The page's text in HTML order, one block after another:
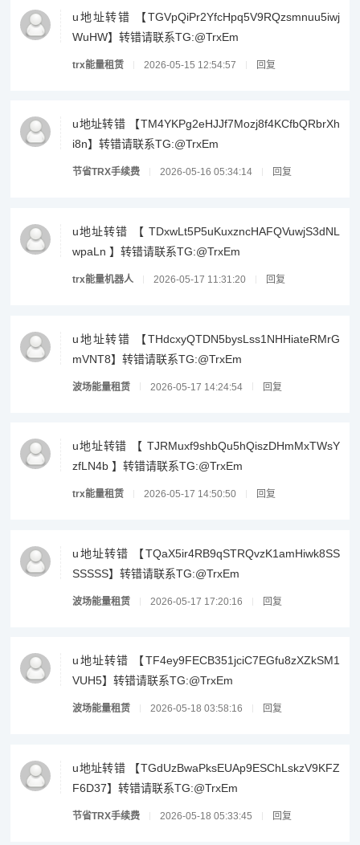
u地址转错 【TGVpQiPr2YfcHpq5V9RQzsmnuu5iwj
WuHW】转错请联系TG:@TrxEm
trx能量租赁 2026-05-15 12:54:57 回复
u地址转错 【TM4YKPg2eHJJf7Mozj8f4KCfbQRbrXh
i8n】转错请联系TG:@TrxEm
节省TRX手续费 2026-05-16 05:34:14 回复
u地址转错 【 TDxwLt5P5uKuxzncHAFQVuwjS3dNL
wpaLn 】转错请联系TG:@TrxEm
trx能量机器人 2026-05-17 11:31:20 回复
u地址转错 【THdcxyQTDN5bysLss1NHHiateRMrG
mVNT8】转错请联系TG:@TrxEm
波场能量租赁 2026-05-17 14:24:54 回复
u地址转错 【 TJRMuxf9shbQu5hQiszDHmMxTWsY
zfLN4b 】转错请联系TG:@TrxEm
trx能量租赁 2026-05-17 14:50:50 回复
u地址转错 【TQaX5ir4RB9qSTRQvzK1amHiwk8SS
SSSSS】转错请联系TG:@TrxEm
波场能量租赁 2026-05-17 17:20:16 回复
u地址转错 【TF4ey9FECB351jciC7EGfu8zXZkSM1
VUH5】转错请联系TG:@TrxEm
波场能量租赁 2026-05-18 03:58:16 回复
u地址转错 【TGdUzBwaPksEUAp9ESChLskzV9KFZ
F6D37】转错请联系TG:@TrxEm
节省TRX手续费 2026-05-18 05:33:45 回复